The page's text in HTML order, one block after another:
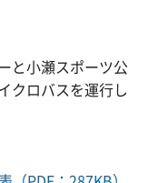
と小瀬スポーツ公
クロバスを運行し